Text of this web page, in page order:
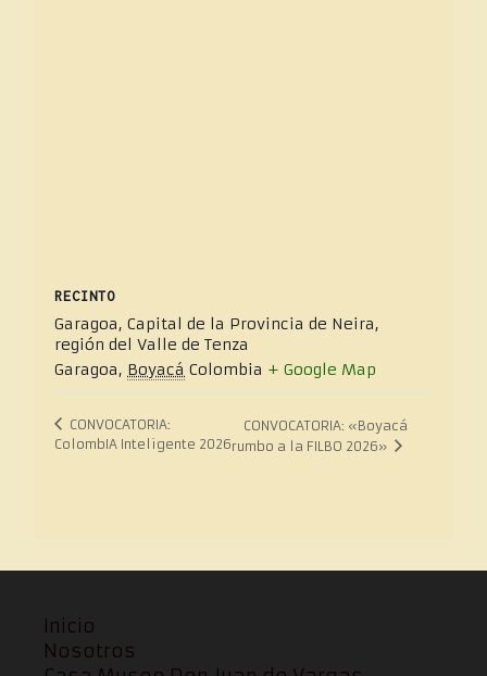
RECINTO
Garagoa, Capital de la Provincia de Neira,
región del Valle de Tenza
Garagoa, Boyacá Colombia + Google Map
CONVOCATORIA:
ColombIA Inteligente 2026
CONVOCATORIA: «Boyacá
rumbo a la FILBO 2026»
Inicio
Nosotros